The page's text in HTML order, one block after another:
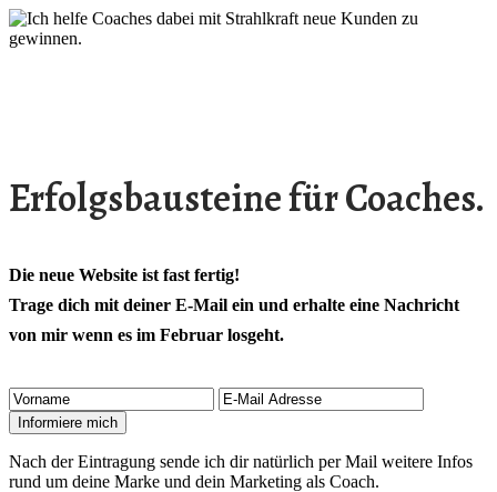
Erfolgsbausteine für Coaches.
Die neue Website ist fast fertig!
Trage dich mit deiner E-Mail ein und erhalte eine Nachricht
von mir wenn es im Februar losgeht.
Nach der Eintragung sende ich dir natürlich per Mail weitere Infos
rund um deine Marke und dein Marketing als Coach.